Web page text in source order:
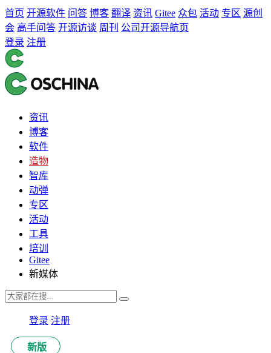
首页 开源软件 问答 博客 翻译 资讯 Gitee 众包 活动 专区 源创
会 高手问答 开源访谈 周刊 公司开源导航页
登录 注册
资讯
博客
软件
造物
智库
动弹
专区
活动
工具
培训
Gitee
新媒体
登录 注册
新版